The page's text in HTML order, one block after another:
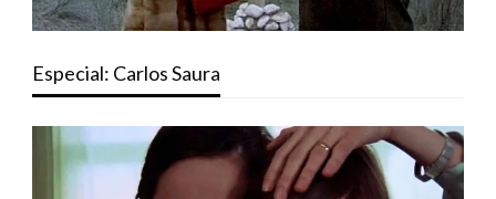
Especial: Carlos Saura